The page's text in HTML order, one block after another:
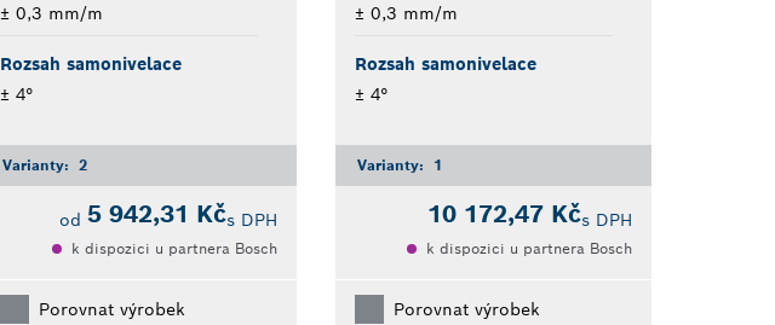
± 0,3 mm/m
Rozsah samonivelace
± 4°
Varianty: 2
od 5 942,31 Kčs DPH
k dispozici u partnera Bosch
Porovnat výrobek
± 0,3 mm/m
Rozsah samonivelace
± 4°
Varianty: 1
10 172,47 Kčs DPH
k dispozici u partnera Bosch
Porovnat výrobek